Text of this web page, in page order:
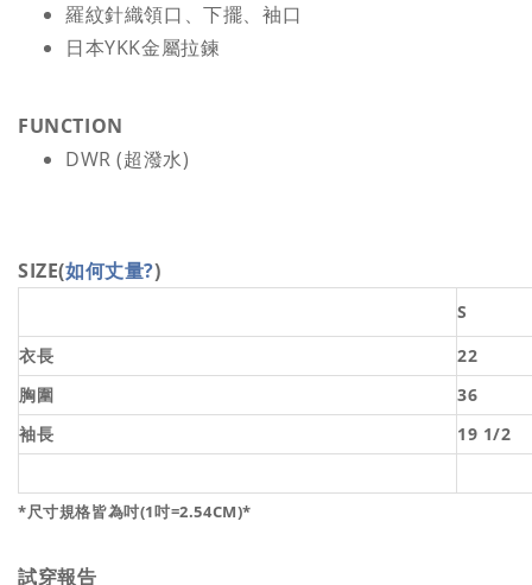
羅紋針織領口、下擺、袖口
日本YKK金屬拉鍊
FUNCTION
DWR (超潑水)
SIZE(如何丈量?)
S
衣長
22
胸圍
36
袖長
19 1/2
*尺寸規格皆為吋(1吋=2.54CM)*
試穿報告